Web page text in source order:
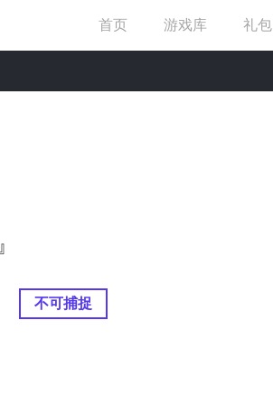
首页 游戏库 礼包
不可捕捉